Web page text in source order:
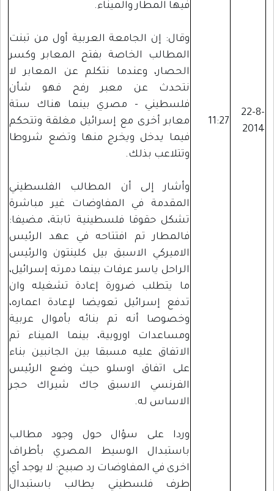
22-8-
2014
11:27
فيها المطار والميناء.
وقال: إن الجامعة العربية أول من تبنت
المطالب الخاصة بفتح المعابر وكسر
الحصار، وعندما نتكلم عن المعابر لا
نتحدث عن معبر رفح فهو شأن
فلسطيني - مصري بينما هناك ستة
معابر أخرى مع إسرائيل مغلقة وتتحكم
فيما يدخل ويخرج منها وتضع شروطا
وتتلاعب بذلك.
وأشار إلى أن المطالب الفلسطيني
المقدمة في المفاوضات غير مباشرة
تشكل حقوقا فلسطينية ثابتة، مضيفا:
فالمطار تم افتتاحه في عهد الرئيس
الاميركي الاسبق بيل كلينتون والرئيس
الراحل ياسر عرفات بينما دمرته إسرائيل،
ما يتطلب ضرورة إعادة تشغيله وان
تدفع إسرائيل تعويضا لإعادة اعماره،
وخصوصا أنه تم بنائه بأموال عربية
ومساعدات اوروبية، بينما الميناء تم
الاتفاق عليه مسبقا بين الجانبين بناء
على اتفاق اوسلو حيث وضع الرئيس
الفرنسي الاسبق جاك شيراك حجر
الاساس له.
وردا على سؤال حول وجود مطالب
باستبدال الوسيط المصري بأطراف
اخرى في المفاوضات رد صبيح: لا يوجد أي
طرف فلسطيني يطالب باستبدال